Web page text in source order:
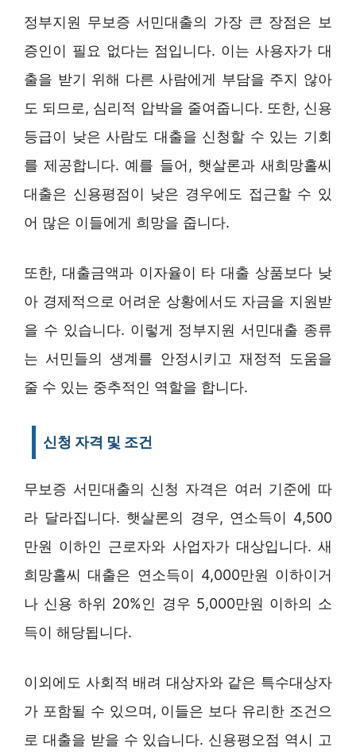
정부지원 무보증 서민대출의 가장 큰 장점은 보
증인이 필요 없다는 점입니다. 이는 사용자가 대
출을 받기 위해 다른 사람에게 부담을 주지 않아
도 되므로, 심리적 압박을 줄여줍니다. 또한, 신용
등급이 낮은 사람도 대출을 신청할 수 있는 기회
를 제공합니다. 예를 들어, 햇살론과 새희망홀씨
대출은 신용평점이 낮은 경우에도 접근할 수 있
어 많은 이들에게 희망을 줍니다.
또한, 대출금액과 이자율이 타 대출 상품보다 낮
아 경제적으로 어려운 상황에서도 자금을 지원받
을 수 있습니다. 이렇게 정부지원 서민대출 종류
는 서민들의 생계를 안정시키고 재정적 도움을
줄 수 있는 중추적인 역할을 합니다.
신청 자격 및 조건
무보증 서민대출의 신청 자격은 여러 기준에 따
라 달라집니다. 햇살론의 경우, 연소득이 4,500
만원 이하인 근로자와 사업자가 대상입니다. 새
희망홀씨 대출은 연소득이 4,000만원 이하이거
나 신용 하위 20%인 경우 5,000만원 이하의 소
득이 해당됩니다.
이외에도 사회적 배려 대상자와 같은 특수대상자
가 포함될 수 있으며, 이들은 보다 유리한 조건으
로 대출을 받을 수 있습니다. 신용평오점 역시 고